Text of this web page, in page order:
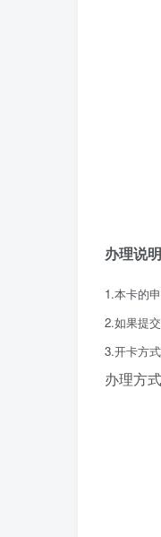
办理说
1.本卡的
2.如果提
3.开卡方
办理方式